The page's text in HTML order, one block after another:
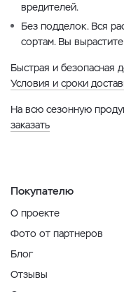
вредителей.
Без подделок. Вся
сортам. Вы
Быстрая и безопасная
Условия и сроки
На всю сезонную
заказать
Покупателю
О проекте
Фото от партнеров
Блог
Отзывы